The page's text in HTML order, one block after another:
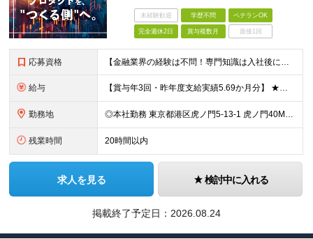
未経験歓迎 学歴不問 ベテランOK
完全週休2日 賞与複数月 面接1回
応募資格 【金融業界の経験は不問！専門知識は入社後に学べます】 ◎学歴不問 ◎システム開発の実務経験をお持ちの方 └3年以上・Java、C#いずれかの使用経験をお持ちの方を想定しております 【以下のような方は
給与 【賞与年3回・昨年度支給実績5.69か月分】 ★想定年収500万円～ ★前職給与考慮あり 月給27万円～59万円 +残業代全額支給(1分単位、監督職以下) +人事評価による賞与年2回（4月/10月）
勤務地 ◎本社勤務 東京都港区虎ノ門5-13-1 虎ノ門40MTビル 8F ※原則として、転居を伴う転勤はありません ※(変更の範囲)上記を除く当社関連勤務地
残業時間 20時間以内
求人を見る 検討中に入れる
掲載終了予定日： 2026.08.24